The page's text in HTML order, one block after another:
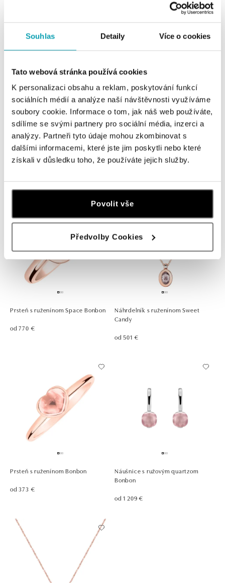
Souhlas Detaily Více o cookies
Tato webová stránka používá cookies
K personalizaci obsahu a reklam, poskytování funkcí
sociálních médií a analýze naší návštěvnosti využíváme
soubory cookie. Informace o tom, jak náš web používáte,
sdílíme se svými partnery pro sociální média, inzerci a
analýzy. Partneři tyto údaje mohou zkombinovat s
dalšími informacemi, které jste jim poskytli nebo které
získali v důsledku toho, že používáte jejich služby.
Povolit vše
Předvolby Cookies
Prsteň s ruženínom a diamantmi
Bonbon
Náušnice s ružovým quartzom
Sweet Candy
Prsteň s ruženínom Space Bonbon
od 770 €
Náhrdelník s ruženínom Sweet
Candy
od 501 €
Prsteň s ruženínom Bonbon
od 373 €
Náušnice s ružovým quartzom
Bonbon
od 1 209 €